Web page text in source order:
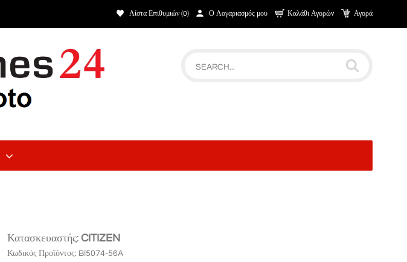
Λίστα Επιθυμιών (0) Ο Λογαριασμός μου Καλάθι Αγορών Αγορά
Κατασκευαστής: CITIZEN
Κωδικός Προϊόντος: BI5074-56A